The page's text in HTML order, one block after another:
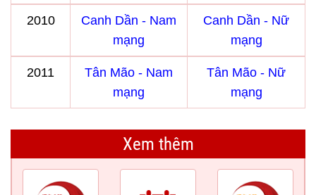
2010
Canh Dần - Nam
mạng
Canh Dần - Nữ
mạng
2011
Tân Mão - Nam
mạng
Tân Mão - Nữ
mạng
Xem thêm